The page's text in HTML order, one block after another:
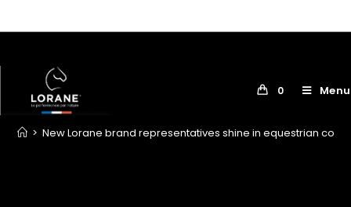
0 Menu
> New Lorane brand representatives shine in equestrian